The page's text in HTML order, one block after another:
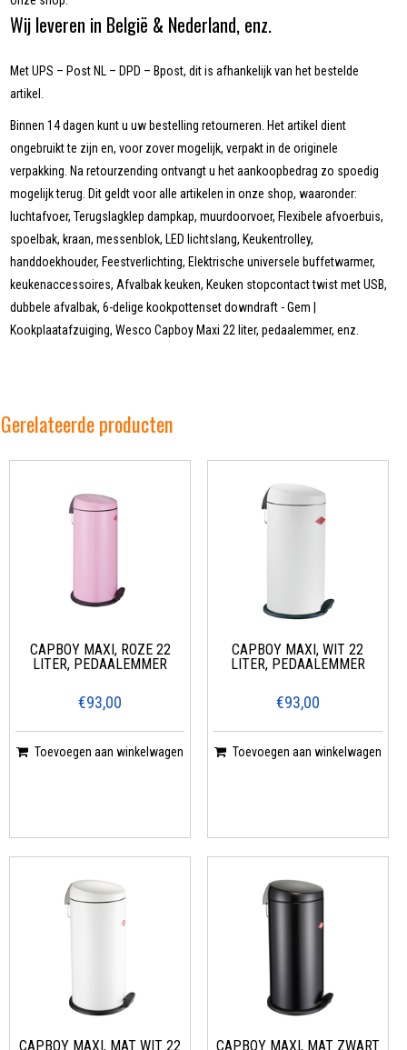
Wij leveren in België & Nederland, enz.
Met UPS – Post NL – DPD – Bpost, dit is afhankelijk van het bestelde
artikel.
Binnen 14 dagen kunt u uw bestelling retourneren. Het artikel dient
ongebruikt te zijn en, voor zover mogelijk, verpakt in de originele
verpakking. Na retourzending ontvangt u het aankoopbedrag zo spoedig
mogelijk terug. Dit geldt voor alle artikelen in onze shop, waaronder:
luchtafvoer, Terugslagklep dampkap, muurdoorvoer, Flexibele afvoerbuis,
spoelbak, kraan, messenblok, LED lichtslang, Keukentrolley,
handdoekhouder, Feestverlichting, Elektrische universele buffetwarmer,
keukenaccessoires, Afvalbak keuken, Keuken stopcontact twist met USB,
dubbele afvalbak, 6-delige kookpottenset downdraft - Gem |
Kookplaatafzuiging, Wesco Capboy Maxi 22 liter, pedaalemmer, enz.
Gerelateerde producten
CAPBOY MAXI, ROZE 22
LITER, PEDAALEMMER
€93,00
Toevoegen aan winkelwagen
CAPBOY MAXI, WIT 22
LITER, PEDAALEMMER
€93,00
Toevoegen aan winkelwagen
CAPBOY MAXI, MAT WIT 22
CAPBOY MAXI, MAT ZWART